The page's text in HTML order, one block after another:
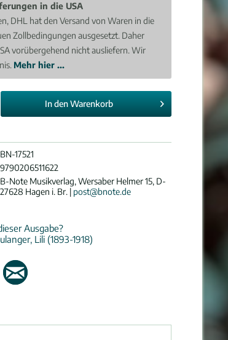
in die USA
DHL hat den Versand von Waren in die
Zollbedingungen ausgesetzt. Daher
vorübergehend nicht ausliefern. Wir
Mehr hier ...
In denWarenkorb
BN-17521
9790206511622
B-Note Musikverlag, Wersaber Helmer 15, D-
27628 Hagen i. Br. | post@bnote.de
Ausgabe?
Lili (1893-1918)